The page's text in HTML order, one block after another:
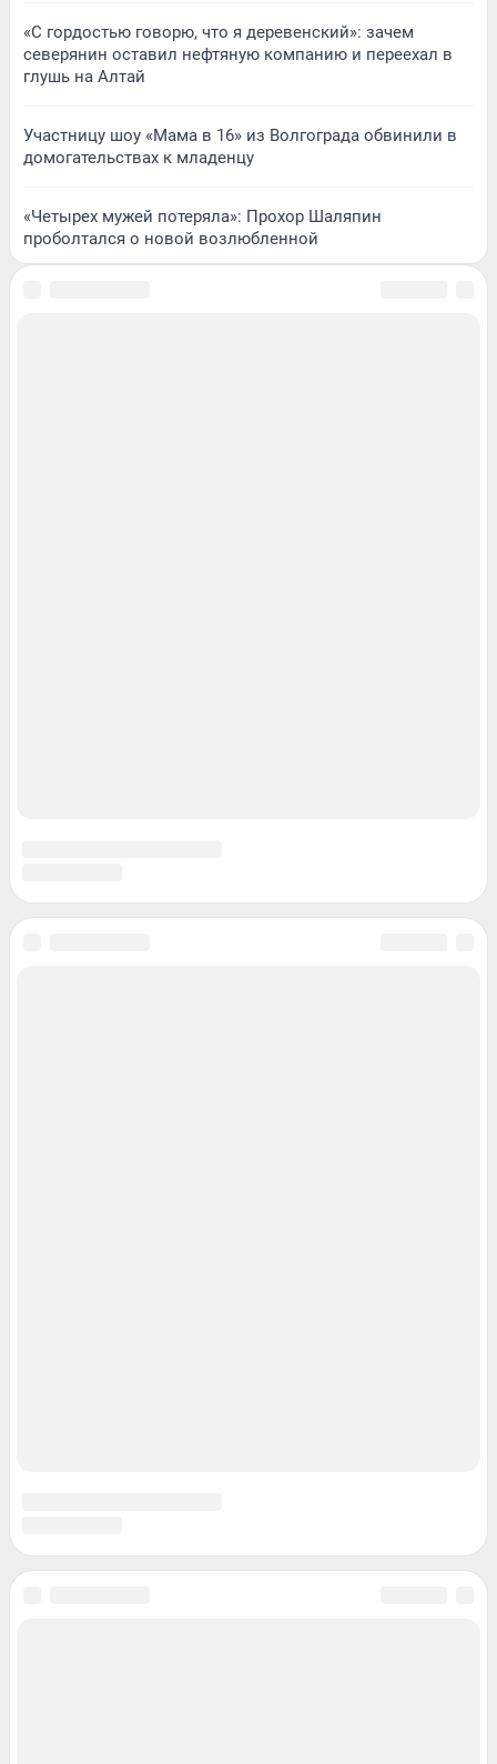
«С гордостью говорю, что я деревенский»: зачем
северянин оставил нефтяную компанию и переехал в
глушь на Алтай
Участницу шоу «Мама в 16» из Волгограда обвинили в
домогательствах к младенцу
«Четырех мужей потеряла»: Прохор Шаляпин
проболтался о новой возлюбленной